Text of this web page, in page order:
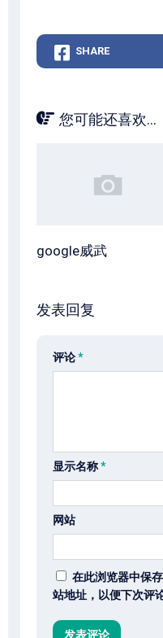
SHARE
您可能还喜欢...
google威武
发表回复
评论*
显示名称*
网站
在此浏览器中保
站地址，以便下次评